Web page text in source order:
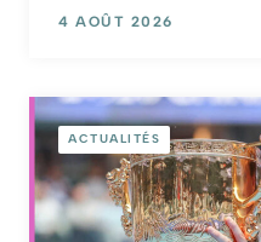
4 AOÛT 2026
ACTUALITÉS